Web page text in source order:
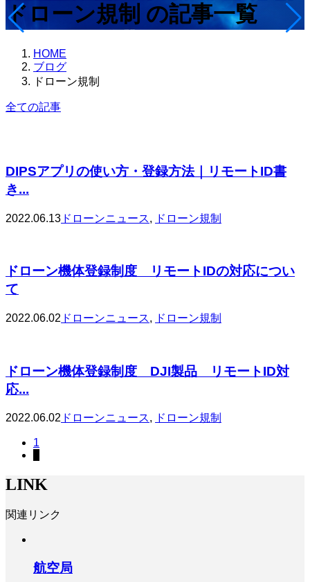
ドローン規制 の記事一覧
HOME
ブログ
ドローン規制
全ての記事
DIPSアプリの使い方・登録方法｜リモートID書
き...
2022.06.13 ドローンニュース, ドローン規制
ドローン機体登録制度 リモートIDの対応につい
て
2022.06.02 ドローンニュース, ドローン規制
ドローン機体登録制度 DJI製品 リモートID対
応...
2022.06.02 ドローンニュース, ドローン規制
1
LINK
関連リンク
航空局